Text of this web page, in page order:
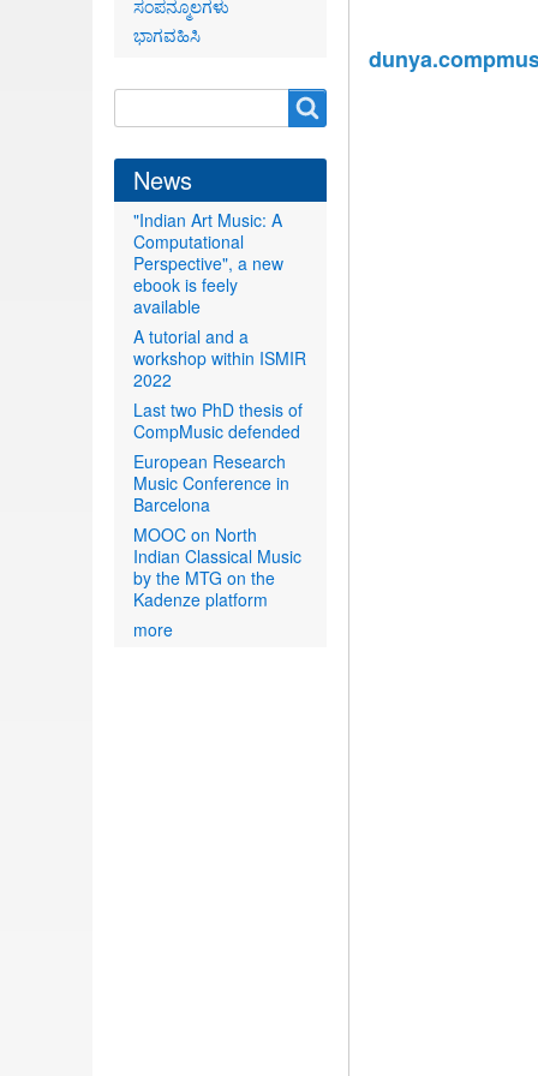
ಸಂಪನ್ಮೂಲಗಳು
ಭಾಗವಹಿಸಿ
form
News
"Indian Art Music: A
Computational
Perspective", a new
ebook is feely
available
A tutorial and a
workshop within ISMIR
2022
Last two PhD thesis of
CompMusic defended
European Research
Music Conference in
Barcelona
MOOC on North
Indian Classical Music
by the MTG on the
Kadenze platform
more